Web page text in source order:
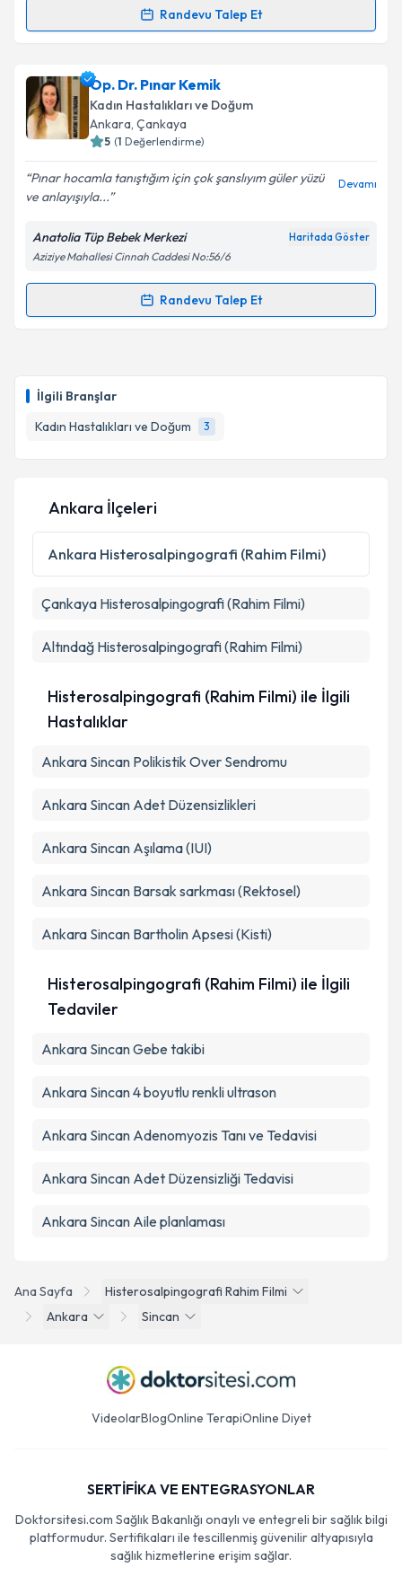
İlgili Branşlar
Kadın Hastalıkları ve Doğum
3
Randevu Talep Et
Randevu Takvimi Talebi
Op. Dr. Tuba Yangılar Okyay
talebi oluşturun. Size bu uzmandan randevu almanız
için bir takvim hazırlandığında e-posta ile
bilgilendireceğiz.
E-posta Adresiniz
Kişisel verilerimin işlenmesine ilişkin
Metni'ni okudum ve kişisel verilerimin belirtilen
kapsamda işlenmesini kabul ediyorum.
Op. Dr. Pınar Kemik
Kadın Hastalıkları ve Doğum
Ankara, Çankaya
5 (1 Değerlendirme)
Pınar hocamla tanıştığım için çok şanslıyım güler yüzü
ve anlayışıyla...
Devamı
Anatolia Tüp Bebek Merkezi Haritada Göster
Aziziye Mahallesi Cinnah Caddesi No:56/6
Randevu Talep Et
Randevu Takvimi Talebi
takvim hazırlandığında e-posta ile bilgilendireceğiz.
Kişisel verilerimin işlenmesine ilişkinAydınlatma
Metni
'ni okudum ve kişisel verilerimin belirtilen
kapsamda işlenmesini kabul ediyorum.
Ana Sayfa
Histerosalpingografi Rahim Filmi
Ankara
Sincan
Ankara İlçeleri
Ankara Histerosalpingografi (Rahim Filmi)
Çankaya Histerosalpingografi (Rahim Filmi)
Altındağ Histerosalpingografi (Rahim Filmi)
Histerosalpingografi (Rahim Filmi) ile İlgili
Hastalıklar
Ankara Sincan Polikistik Over Sendromu
Ankara Sincan Adet Düzensizlikleri
Ankara Sincan Aşılama (IUI)
Ankara Sincan Barsak sarkması (Rektosel)
Ankara Sincan Bartholin Apsesi (Kisti)
Histerosalpingografi (Rahim Filmi) ile İlgili
Tedaviler
Ankara Sincan Gebe takibi
Ankara Sincan 4 boyutlu renkli ultrason
Ankara Sincan Adenomyozis Tanı ve Tedavisi
Ankara Sincan Adet Düzensizliği Tedavisi
Ankara Sincan Aile planlaması
VideolarBlogOnline TerapiOnline Diyet
SERTİFİKA VE ENTEGRASYONLAR
Doktorsitesi.com Sağlık Bakanlığı onaylı ve entegreli bir sağlık bilgi
platformudur. Sertifikaları ile tescillenmiş güvenilir altyapısıyla
sağlık hizmetlerine erişim sağlar.